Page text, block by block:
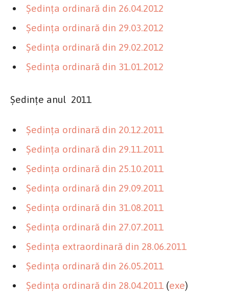
Şedinţa ordinară din 26.04.2012
Şedinţa ordinară din 29.03.2012
Şedinţa ordinară din 29.02.2012
Şedinţa ordinară din 31.01.2012
Şedinţe anul 2011
Şedinţa ordinară din 20.12.2011
Şedinţa ordinară din 29.11.2011
Şedinţa ordinară din 25.10.2011
Şedinţa ordinară din 29.09.2011
Şedinţa ordinară din 31.08.2011
Şedinţa ordinară din 27.07.2011
Şedinţa extraordinară din 28.06.2011
Şedinţa ordinară din 26.05.2011
Şedinţa ordinară din 28.04.2011 (exe)